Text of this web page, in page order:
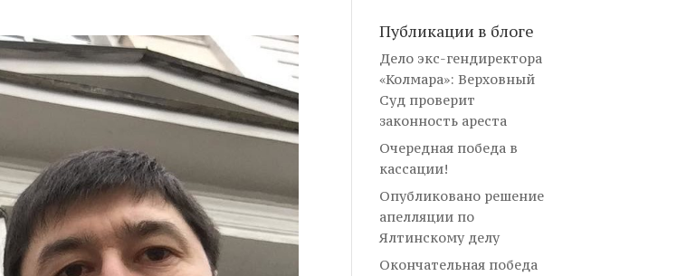
Публикации в блоге
Дело экс-гендиректора
«Колмара»: Верховный
Суд проверит
законность ареста
Очередная победа в
кассации!
Опубликовано решение
апелляции по
Ялтинскому делу
Окончательная победа